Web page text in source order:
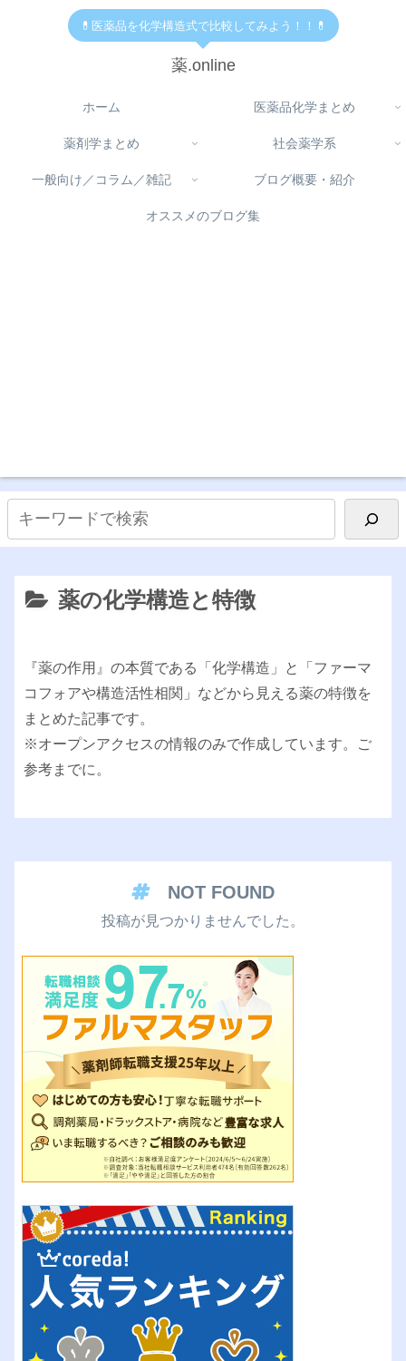
💊医薬品を化学構造式で比較してみよう！！💊
薬.online
ホーム 医薬品化学まとめ
薬剤学まとめ 社会薬学系
一般向け／コラム／雑記 ブログ概要・紹介
オススメのブログ集
薬の化学構造と特徴
『薬の作用』の本質である「化学構造」と「ファーマ
コフォアや構造活性相関」などから見える薬の特徴を
まとめた記事です。
※オープンアクセスの情報のみで作成しています。ご
参考までに。
NOT FOUND
投稿が見つかりませんでした。